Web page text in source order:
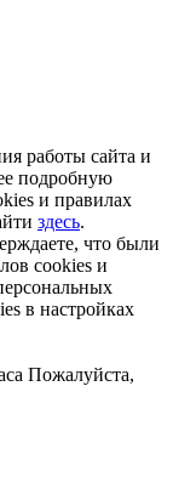
работы сайта и
подробную
и правилах
здесь.
что были
cookies и
в настройках
Пожалуйста,